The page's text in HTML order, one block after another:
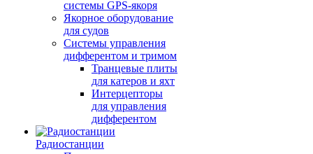
системы GPS-якоря
Якорное оборудование
для судов
Системы управления
дифферентом и тримом
Транцевые плиты
для катеров и яхт
Интерцепторы
для управления
дифферентом
Радиостанции